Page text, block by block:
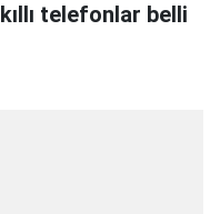
telefonlar belli